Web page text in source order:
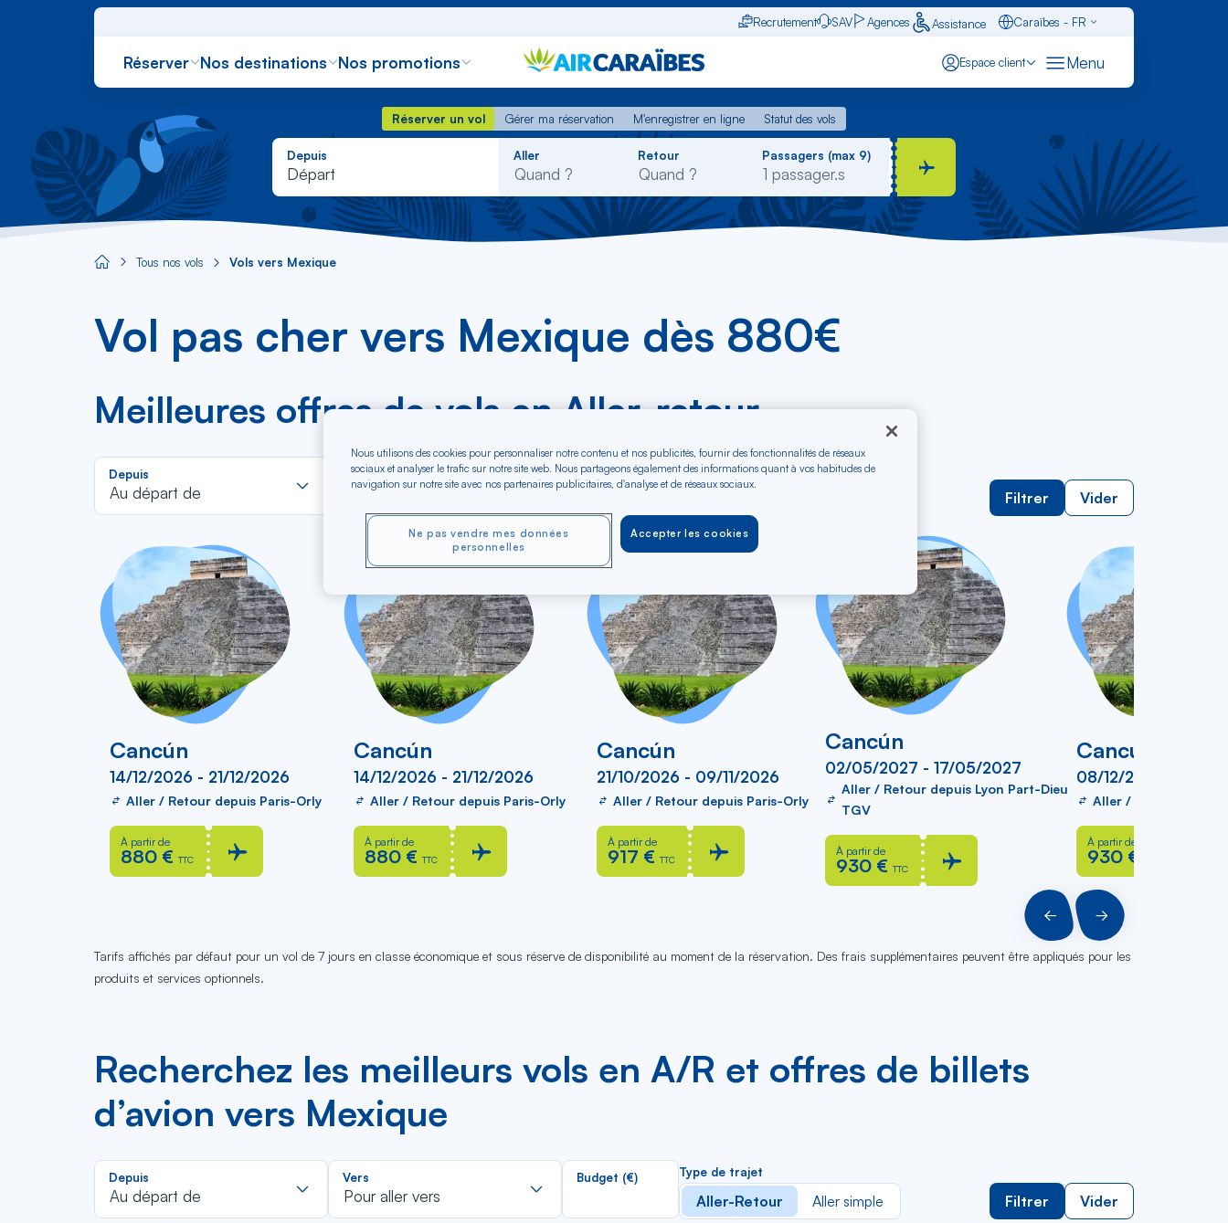
Recrutement SAV Agences Assistance
Caraïbes - FR
Réserver Nos destinations Nos promotions Espace client Menu
Réserver un vol Gérer ma réservation M'enregistrer en ligne
Statut des vols
Réserver un vol
Gérer ma réservation M'enregistrer en ligne Statut des vols
Depuis
Départ
Rechercher
dans
liste
Aller Retour Passagers (max 9)
Aircaraibes.com
Tous nos vols Vols vers Mexique
Vol pas cher vers Mexique dès 880€
Meilleures offres de vols en Aller-retour
Depuis
Au départ de
Rechercher
dans
Vers
Pour aller vers
Rechercher
dans
la
liste
Budget (€) Type de trajet
Filtrer Vider
Cancún
14/12/2026 - 21/12/2026
Aller / Retour depuis Paris-Orly
À partir de
880 € TTC
Cancún
14/12/2026 - 21/12/2026
Aller / Retour depuis Paris-Orly
À partir de
880 € TTC
Cancún
21/10/2026 - 09/11/2026
Aller / Retour depuis Paris-Orly
À partir de
917 € TTC
Cancún
02/05/2027 - 17/05/2027
Aller / Retour depuis Lyon Part-Dieu
TGV
À partir de
930 € TTC
Cancún
08/12/2026 - 16/
Aller / Retour depuis
À partir de
930 €
PRÉCÉDENT
SUIVANT
Tarifs affichés par défaut pour un vol de 7 jours en classe économique et sous réserve de disponibilité au moment de la réservation. Des frais supplémentaires peuvent être appliqués pour les
produits et services optionnels.
Recherchez les meilleurs vols en A/R et offres de billets
d’avion vers Mexique
Depuis
Au départ de
Rechercher
dans
la
Vers
Pour aller vers
Rechercher
la
Budget (€) Type de trajet
Aller-Retour Aller simple Filtrer Vider
Nous utilisons des cookies pour personnaliser notre contenu et nos publicités, fournir des fonctionnalités de réseaux
sociaux et analyser le trafic sur notre site web. Nous partageons également des informations quant à vos habitudes de
navigation sur notre site avec nos partenaires publicitaires, d'analyse et de réseaux sociaux.
Accepter les cookies
Ne pas vendre mes données
personnelles